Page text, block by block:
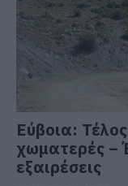
Εύβοια:
χωματερές –
εξαιρέσεις